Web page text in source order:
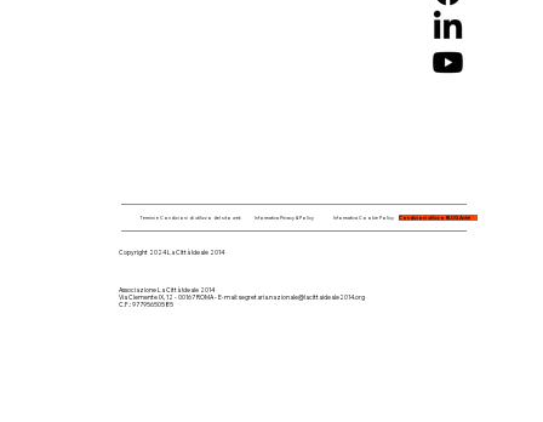
Termini e Condizioni di utilizzo del sito web Informativa Privacy & Policy Informativa Cookie Policy
Associazione La Città Ideale 2014
Via Clemente IX, 12 - 00167 ROMA - E-mail:segretaria.nazionale@lacittaideale2014.org
C.F.: 97795650585
Condizioni utilizzo BLOG Arché
Copyright 2024 La Città Ideale 2014